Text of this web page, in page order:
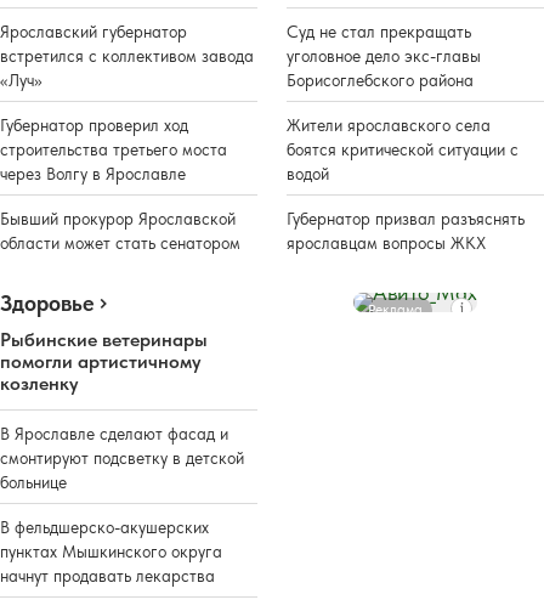
Ярославский губернатор
встретился с коллективом завода
«Луч»
Губернатор проверил ход
строительства третьего моста
через Волгу в Ярославле
Бывший прокурор Ярославской
области может стать сенатором
Суд не стал прекращать
уголовное дело экс-главы
Борисоглебского района
Жители ярославского села
боятся критической ситуации с
водой
Губернатор призвал разъяснять
ярославцам вопросы ЖКХ
Здоровье
Рыбинские ветеринары
помогли артистичному
козленку
В Ярославле сделают фасад и
смонтируют подсветку в детской
больнице
В фельдшерско-акушерских
пунктах Мышкинского округа
начнут продавать лекарства
Реклама